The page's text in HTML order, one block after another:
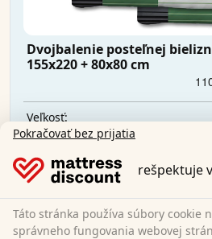
Dvojbalenie posteľnej
155x220 + 80x80 cm
Veľkosť:
Materiál:
Sale:
Pokračovať bez prijatia
rešpektuje
Táto stránka používa súbory cookie
správneho fungovania webovej